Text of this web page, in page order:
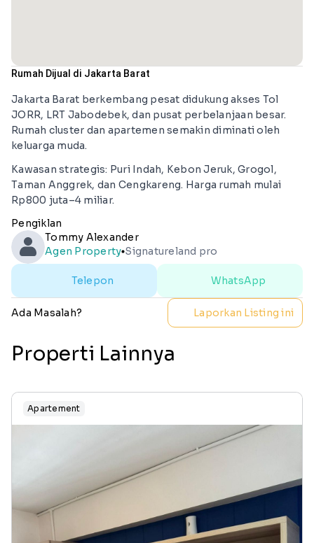
Rumah Dijual di Jakarta Barat
Jakarta Barat berkembang pesat didukung akses Tol
JORR, LRT Jabodebek, dan pusat perbelanjaan besar.
Rumah cluster dan apartemen semakin diminati oleh
keluarga muda.
Kawasan strategis: Puri Indah, Kebon Jeruk, Grogol,
Taman Anggrek, dan Cengkareng. Harga rumah mulai
Rp800 juta–4 miliar.
Pengiklan
Tommy Alexander
Agen Propertylens Signatureland pro
Telepon WhatsApp
Ada Masalah? Laporkan Listing ini
Properti Lainnya
Apartement